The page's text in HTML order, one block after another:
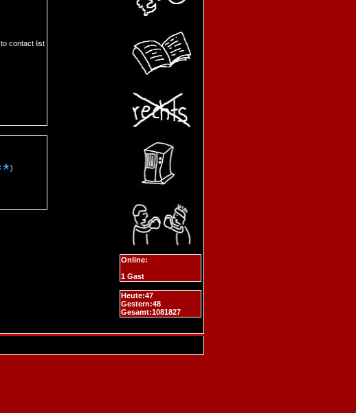
)
Online:
1 Gast
Heute:47
Gestern:48
Gesamt:1081827